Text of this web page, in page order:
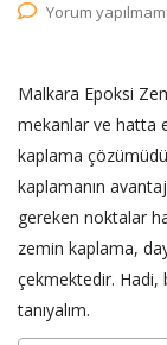
Yorum
Malkara Epoksi
mekanlar ve hatta
kaplama
kaplamanın
gereken noktalar
zemin kaplama,
çekmektedir. Hadi,
tanıyalım.